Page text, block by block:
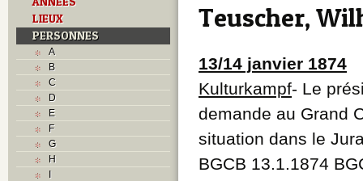
LIEUX
PERSONNES
A
B
C
D
E
F
G
H
I
Teuscher,
13/14 janvier 1874
Kulturkampf- Le
demande au Grand
situation dans le
BGCB 13.1.1874